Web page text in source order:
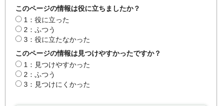
このページの情報は役に立ちましたか？
1：役に立った
2：ふつう
3：役に立たなかった
このページの情報は見つけやすかったですか？
1：見つけやすかった
2：ふつう
3：見つけにくかった